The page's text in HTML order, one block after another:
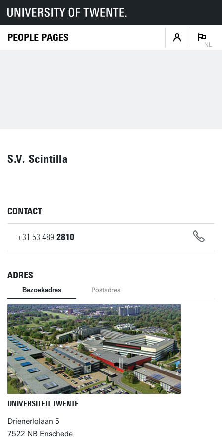
PEOPLE PAGES
NL
S.V. Scintilla
CONTACT
+31 53 489 2810
ADRES
Bezoekadres Postadres
UNIVERSITEIT TWENTE
Drienerlolaan 5
7522 NB Enschede